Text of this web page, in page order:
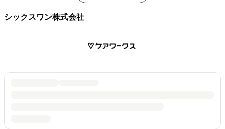
シックスワン株式会社